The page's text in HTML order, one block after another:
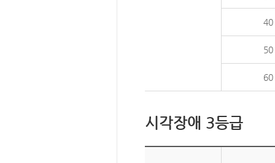
40
50
60
시각장애 3등급